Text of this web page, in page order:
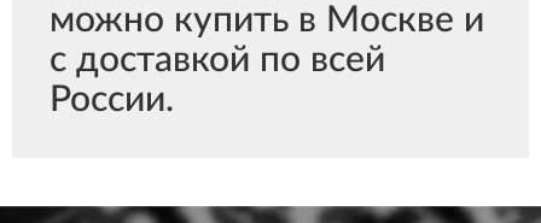
можно купить в Москве и
с доставкой по всей
России.